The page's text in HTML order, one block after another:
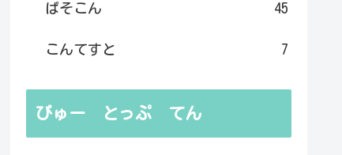
ぱそこん 45
こんてすと 7
びゅー とっぷ てん